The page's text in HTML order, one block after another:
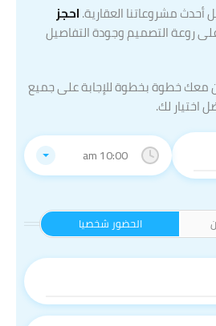
10:00 am
الحضور شخصيا
أحدث مشروعاتنا العقارية.احجز
روعة التصميم وجودة التفاصيل
خطوة بخطوة للإجابة على جميع
اختيار لك.